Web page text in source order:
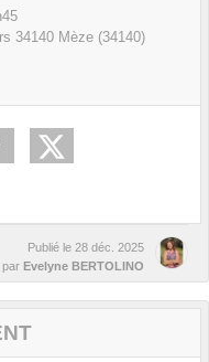
34140 Mèze (34140)
Publié le 28 déc. 2025
par Evelyne BERTOLINO